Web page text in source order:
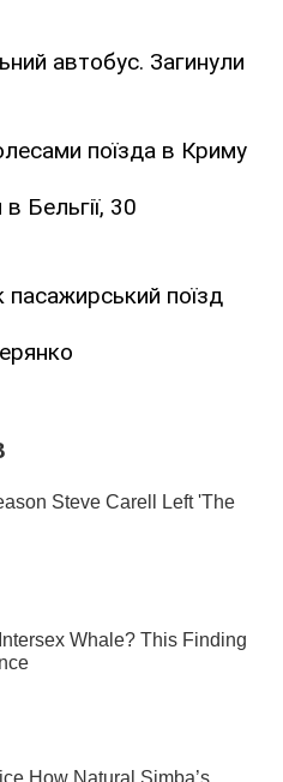
автобус. Загинули
поїзда в Криму
Бельгії, 30
пасажирський поїзд